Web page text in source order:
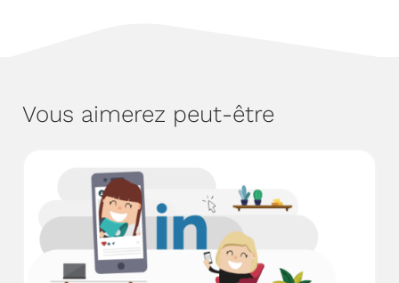
Vous aimerez peut-être